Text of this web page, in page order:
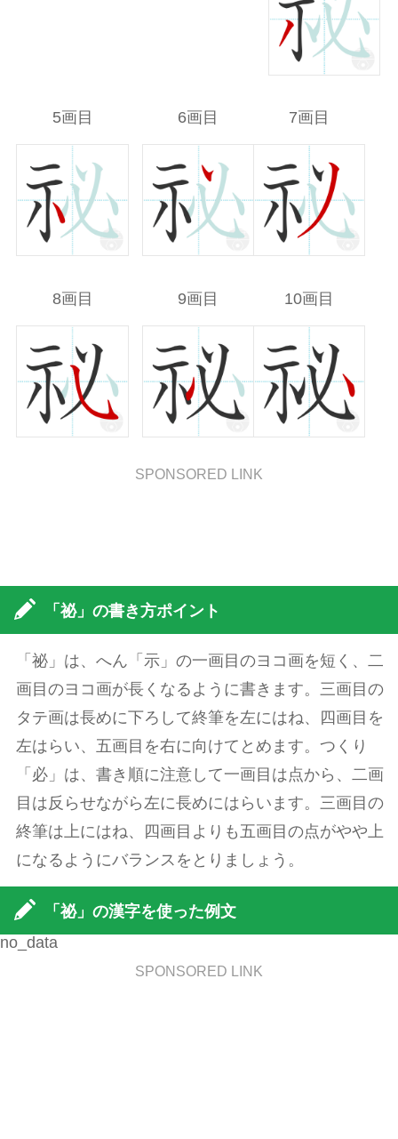
5画目 6画目 7画目
8画目 9画目 10画目
SPONSORED LINK
「祕」の書き方ポイント
「祕」は、へん「示」の一画目のヨコ画を短く、二
画目のヨコ画が長くなるように書きます。三画目の
タテ画は長めに下ろして終筆を左にはね、四画目を
左はらい、五画目を右に向けてとめます。つくり
「必」は、書き順に注意して一画目は点から、二画
目は反らせながら左に長めにはらいます。三画目の
終筆は上にはね、四画目よりも五画目の点がやや上
になるようにバランスをとりましょう。
「祕」の漢字を使った例文
no_data
SPONSORED LINK